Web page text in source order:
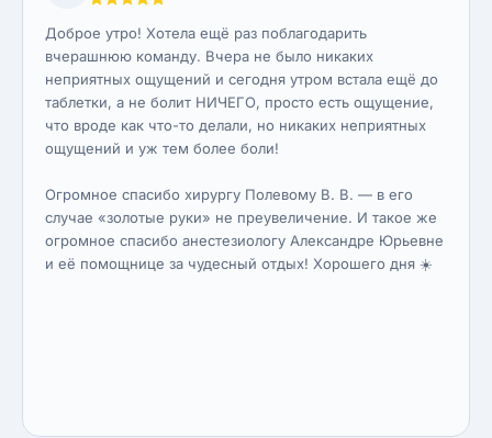
Доброе утро! Хотела ещё раз поблагодарить
вчерашнюю команду. Вчера не было никаких
неприятных ощущений и сегодня утром встала ещё до
таблетки, а не болит НИЧЕГО, просто есть ощущение,
что вроде как что-то делали, но никаких неприятных
ощущений и уж тем более боли!
Огромное спасибо хирургу Полевому В. В. — в его
случае «золотые руки» не преувеличение. И такое же
огромное спасибо анестезиологу Александре Юрьевне
и её помощнице за чудесный отдых! Хорошего дня ☀️